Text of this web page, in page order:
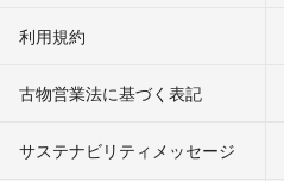
利用規約
古物営業法に基づく表記
サステナビリティメッセージ